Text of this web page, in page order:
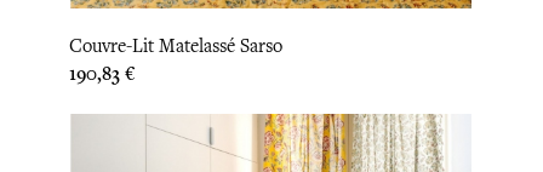
Couvre-Lit Matelassé Sarso
Prix
190,83 €